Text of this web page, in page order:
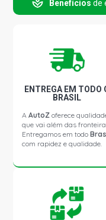
VFR 750 FR MOTO
(1994 - 1999)
Benefícios de
ENTREGA EM TODO
BRASIL
AAutoZ oferece
que vai além das
Entregamos em todo
com rapidez e qualidade.